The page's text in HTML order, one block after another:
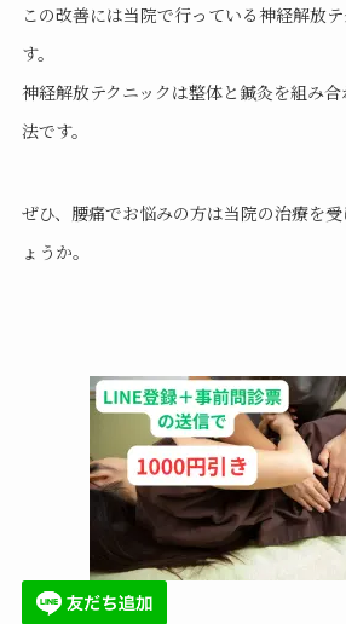
この改善には当院で行っている神経解放
す。
神経解放テクニックは整体と鍼灸を組み
法です。
ぜひ、腰痛でお悩みの方は当院の治療を
ょうか。